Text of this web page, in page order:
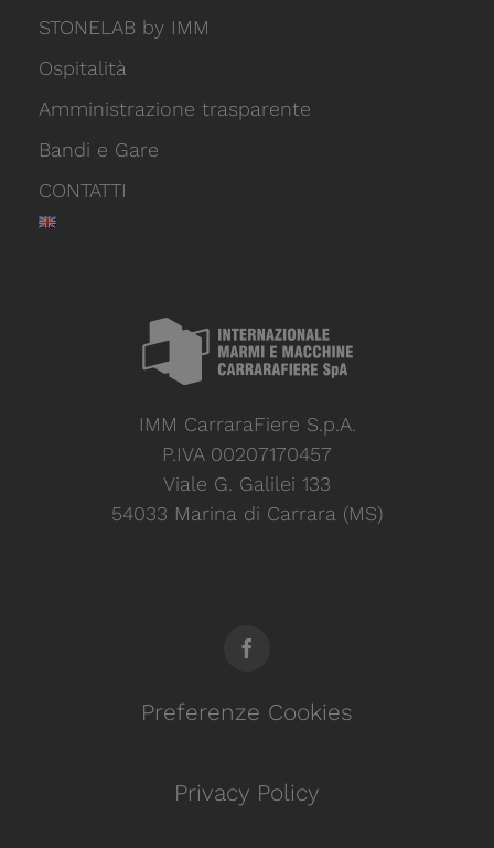
STONELAB by IMM
Ospitalità
Amministrazione trasparente
Bandi e Gare
CONTATTI
IMM CarraraFiere S.p.A.
P.IVA 00207170457
Viale G. Galilei 133
54033 Marina di Carrara (MS)
Preferenze Cookies
Privacy Policy